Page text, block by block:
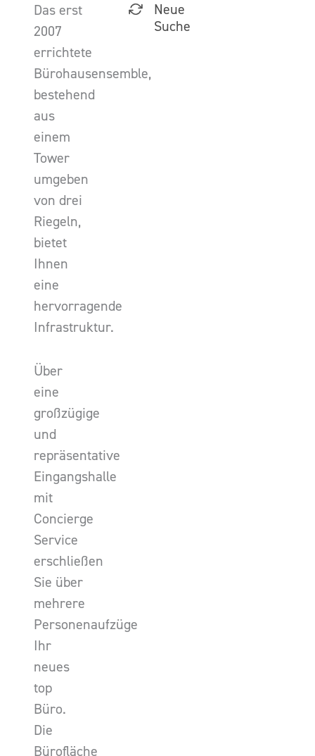
Das erst
2007
errichtete
Bürohausensemble,
bestehend
aus
einem
Tower
umgeben
von drei
Riegeln,
bietet
Ihnen
eine
hervorragende
Infrastruktur.
Über
eine
großzügige
und
repräsentative
Eingangshalle
mit
Concierge
Service
erschließen
Sie über
mehrere
Personenaufzüge
Ihr
neues
top
Büro.
Die
Bürofläche
Neue
Suche